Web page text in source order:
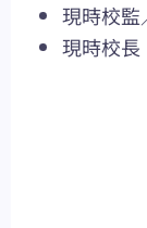
現時校監
現時校長